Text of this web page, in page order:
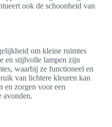
ook de schoonheid van
om kleine ruimtes
en stijlvolle lampen zijn
waarbij ze functioneel en
van lichtere kleuren kan
en zorgen voor een
avonden.